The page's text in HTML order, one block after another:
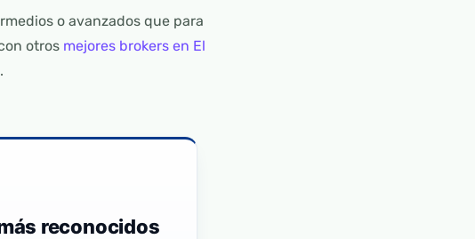
o avanzados que para
otros mejores brokers en El
reconocidos